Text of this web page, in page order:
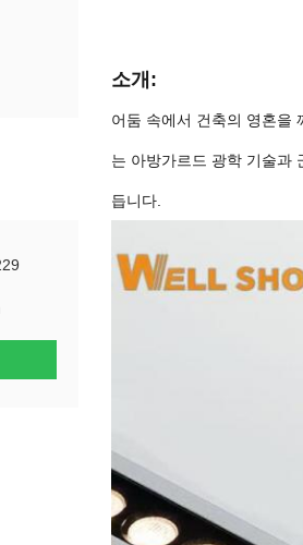
소개:
어둠 속에서 건축의 영혼을
는 아방가르드 광학 기술과
듭니다.